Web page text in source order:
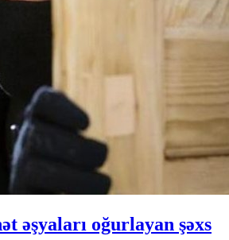
əşyaları oğurlayan şəxs